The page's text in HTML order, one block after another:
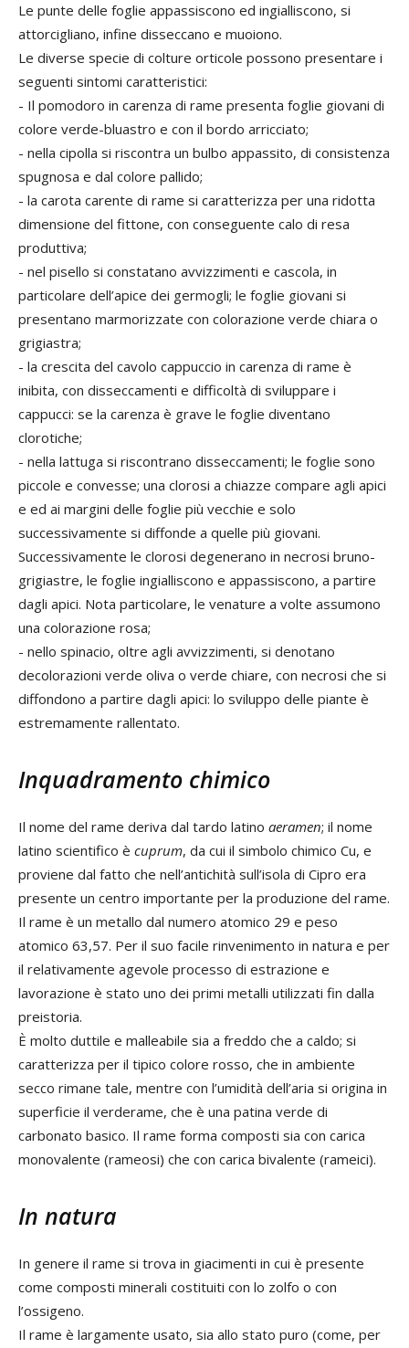
Le punte delle foglie appassiscono ed ingialliscono, si
attorcigliano, infine disseccano e muoiono.
Le diverse specie di colture orticole possono presentare i
seguenti sintomi caratteristici:
- Il pomodoro in carenza di rame presenta foglie giovani di
colore verde-bluastro e con il bordo arricciato;
- nella cipolla si riscontra un bulbo appassito, di consistenza
spugnosa e dal colore pallido;
- la carota carente di rame si caratterizza per una ridotta
dimensione del fittone, con conseguente calo di resa
produttiva;
- nel pisello si constatano avvizzimenti e cascola, in
particolare dell’apice dei germogli; le foglie giovani si
presentano marmorizzate con colorazione verde chiara o
grigiastra;
- la crescita del cavolo cappuccio in carenza di rame è
inibita, con disseccamenti e difficoltà di sviluppare i
cappucci: se la carenza è grave le foglie diventano
clorotiche;
- nella lattuga si riscontrano disseccamenti; le foglie sono
piccole e convesse; una clorosi a chiazze compare agli apici
e ed ai margini delle foglie più vecchie e solo
successivamente si diffonde a quelle più giovani.
Successivamente le clorosi degenerano in necrosi bruno-
grigiastre, le foglie ingialliscono e appassiscono, a partire
dagli apici. Nota particolare, le venature a volte assumono
una colorazione rosa;
- nello spinacio, oltre agli avvizzimenti, si denotano
decolorazioni verde oliva o verde chiare, con necrosi che si
diffondono a partire dagli apici: lo sviluppo delle piante è
estremamente rallentato.
Inquadramento chimico
Il nome del rame deriva dal tardo latino aeramen; il nome
latino scientifico è cuprum, da cui il simbolo chimico Cu, e
proviene dal fatto che nell’antichità sull’isola di Cipro era
presente un centro importante per la produzione del rame.
Il rame è un metallo dal numero atomico 29 e peso
atomico 63,57. Per il suo facile rinvenimento in natura e per
il relativamente agevole processo di estrazione e
lavorazione è stato uno dei primi metalli utilizzati fin dalla
preistoria.
È molto duttile e malleabile sia a freddo che a caldo; si
caratterizza per il tipico colore rosso, che in ambiente
secco rimane tale, mentre con l’umidità dell’aria si origina in
superficie il verderame, che è una patina verde di
carbonato basico. Il rame forma composti sia con carica
monovalente (rameosi) che con carica bivalente (rameici).
In natura
In genere il rame si trova in giacimenti in cui è presente
come composti minerali costituiti con lo zolfo o con
l’ossigeno.
Il rame è largamente usato, sia allo stato puro (come, per